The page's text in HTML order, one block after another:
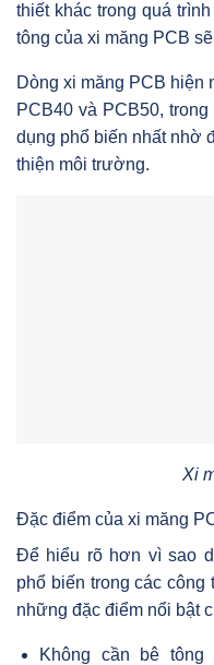
thiết khác trong quá
tông của xi măng PCB
Dòng xi măng PCB hiện
PCB40 và PCB50,
dụng phổ biến nhất nhờ
thiện môi trường.
Xi
Đặc điểm của xi măng
Để hiểu rõ hơn vì sao
phổ biến trong các công
những đặc điểm nổi bật
Không cần bê